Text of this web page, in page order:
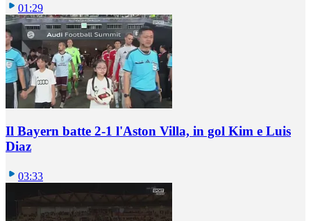
01:29
Il Bayern batte 2-1 l'Aston Villa, in gol Kim e Luis
Diaz
03:33